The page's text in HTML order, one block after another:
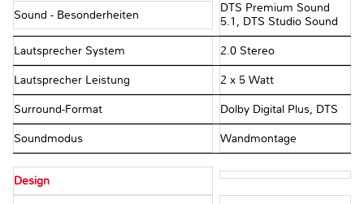
Sound - Besonderheiten
DTS Premium Sound
5.1, DTS Studio Sound
Lautsprecher System 2.0 Stereo
Lautsprecher Leistung 2 x 5 Watt
Surround-Format Dolby Digital Plus, DTS
Soundmodus Wandmontage
Design